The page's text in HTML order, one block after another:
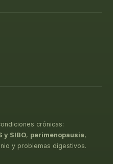
crónicas:
y SIBO, perimenopausia,
y problemas digestivos.